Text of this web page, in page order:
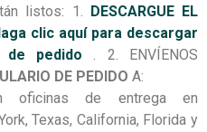
listos: 1.
DESCARGUE EL
clic aquí para descargar
pedido . 2. ENVÍENOS
DE PEDIDO A:
oficinas de entrega en
Texas, California, Florida y